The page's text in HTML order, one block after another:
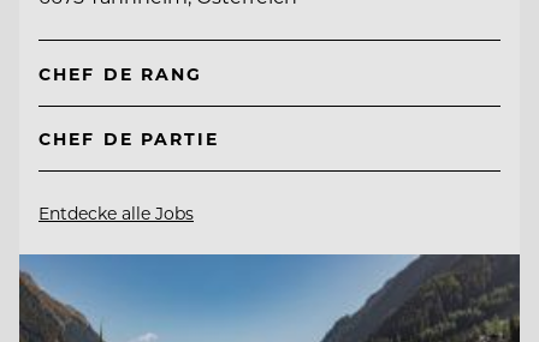
CHEF DE RANG
CHEF DE PARTIE
Entdecke alle Jobs